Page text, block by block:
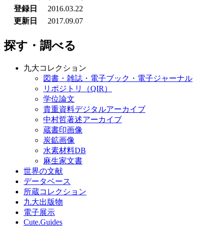
登録日
2016.03.22
更新日
2017.09.07
探す・調べる
九大コレクション
図書・雑誌・電子ブック・電子ジャーナル
リポジトリ（QIR）
学位論文
貴重資料デジタルアーカイブ
中村哲著述アーカイブ
蔵書印画像
炭鉱画像
水素材料DB
麻生家文書
世界の文献
データベース
所蔵コレクション
九大出版物
電子展示
Cute.Guides